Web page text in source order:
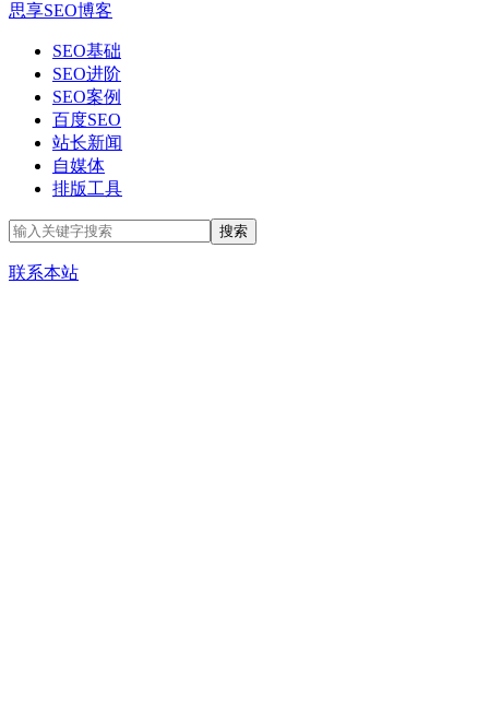
思享SEO博客
SEO基础
SEO进阶
SEO案例
百度SEO
站长新闻
自媒体
排版工具
联系本站